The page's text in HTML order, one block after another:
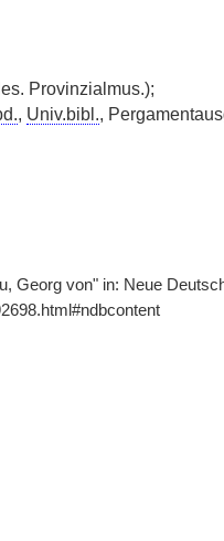
Provinzialmus.);
, Univ.bibl.,
Georg von" in: Neue